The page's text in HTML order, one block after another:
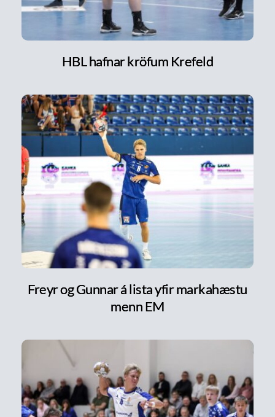
HBL hafnar kröfum Krefeld
Freyr og Gunnar á lista yfir markahæstu
menn EM